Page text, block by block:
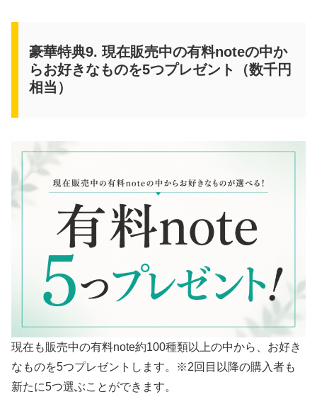
豪華特典9. 現在販売中の有料noteの中か
らお好きなものを5つプレゼント（数千円
相当）
現在も販売中の有料note約100種類以上の中から、お好き
なものを5つプレゼントします。※2回目以降の購入者も
新たに5つ選ぶことができます。